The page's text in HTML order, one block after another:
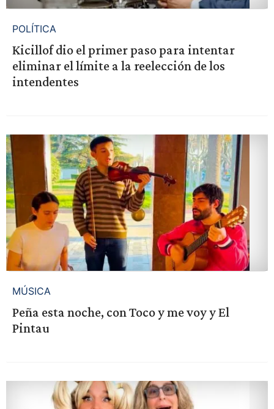
POLÍTICA
Kicillof dio el primer paso para intentar
eliminar el límite a la reelección de los
intendentes
MÚSICA
Peña esta noche, con Toco y me voy y El
Pintau